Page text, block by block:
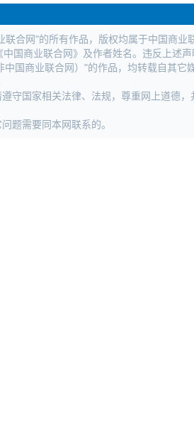
联合网"的所有作品，版权均属于中国商
国商业联合网》及作者姓名。违反上述声
中国商业联合网）"的作品，均转载自其
遵守国家相关法律、法规，尊重网上道德
题需要同本网联系的。